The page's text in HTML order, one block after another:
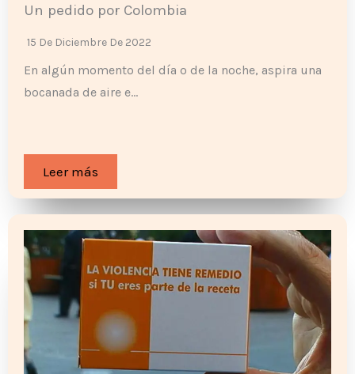
Un pedido por Colombia
15 De Diciembre De 2022
En algún momento del día o de la noche, aspira una
bocanada de aire e…
Leer más